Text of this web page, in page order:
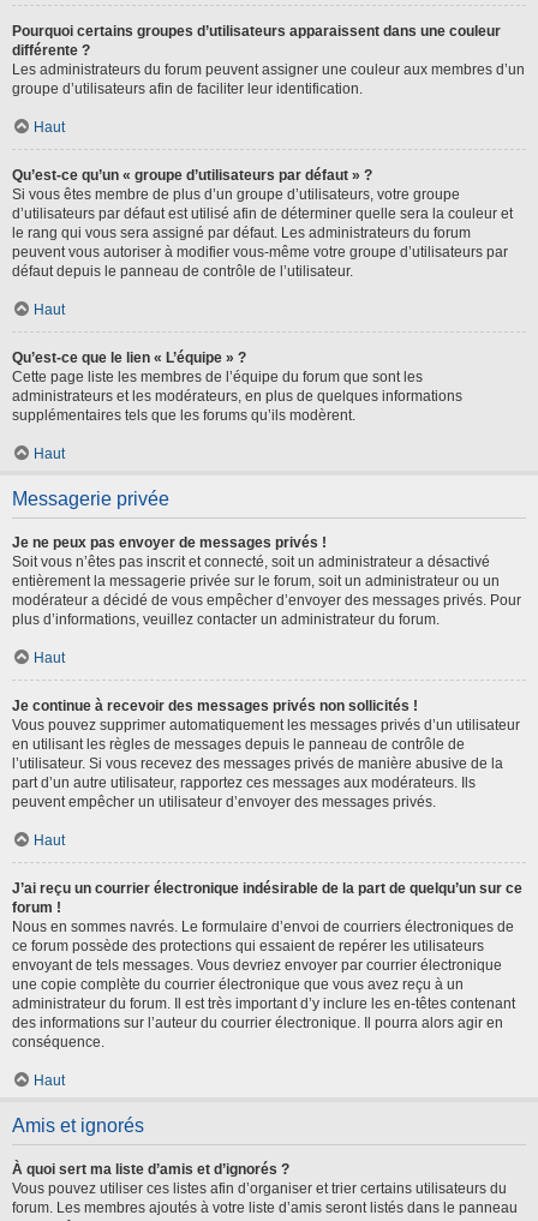
Pourquoi certains groupes d’utilisateurs apparaissent dans une couleur
différente ?
Les administrateurs du forum peuvent assigner une couleur aux membres d’un
groupe d’utilisateurs afin de faciliter leur identification.
Haut
Qu’est-ce qu’un « groupe d’utilisateurs par défaut » ?
Si vous êtes membre de plus d’un groupe d’utilisateurs, votre groupe
d’utilisateurs par défaut est utilisé afin de déterminer quelle sera la couleur et
le rang qui vous sera assigné par défaut. Les administrateurs du forum
peuvent vous autoriser à modifier vous-même votre groupe d’utilisateurs par
défaut depuis le panneau de contrôle de l’utilisateur.
Haut
Qu’est-ce que le lien « L’équipe » ?
Cette page liste les membres de l’équipe du forum que sont les
administrateurs et les modérateurs, en plus de quelques informations
supplémentaires tels que les forums qu’ils modèrent.
Haut
Messagerie privée
Je ne peux pas envoyer de messages privés !
Soit vous n’êtes pas inscrit et connecté, soit un administrateur a désactivé
entièrement la messagerie privée sur le forum, soit un administrateur ou un
modérateur a décidé de vous empêcher d’envoyer des messages privés. Pour
plus d’informations, veuillez contacter un administrateur du forum.
Haut
Je continue à recevoir des messages privés non sollicités !
Vous pouvez supprimer automatiquement les messages privés d’un utilisateur
en utilisant les règles de messages depuis le panneau de contrôle de
l’utilisateur. Si vous recevez des messages privés de manière abusive de la
part d’un autre utilisateur, rapportez ces messages aux modérateurs. Ils
peuvent empêcher un utilisateur d’envoyer des messages privés.
Haut
J’ai reçu un courrier électronique indésirable de la part de quelqu’un sur ce
forum !
Nous en sommes navrés. Le formulaire d’envoi de courriers électroniques de
ce forum possède des protections qui essaient de repérer les utilisateurs
envoyant de tels messages. Vous devriez envoyer par courrier électronique
une copie complète du courrier électronique que vous avez reçu à un
administrateur du forum. Il est très important d’y inclure les en-têtes contenant
des informations sur l’auteur du courrier électronique. Il pourra alors agir en
conséquence.
Haut
Amis et ignorés
À quoi sert ma liste d’amis et d’ignorés ?
Vous pouvez utiliser ces listes afin d’organiser et trier certains utilisateurs du
forum. Les membres ajoutés à votre liste d’amis seront listés dans le panneau